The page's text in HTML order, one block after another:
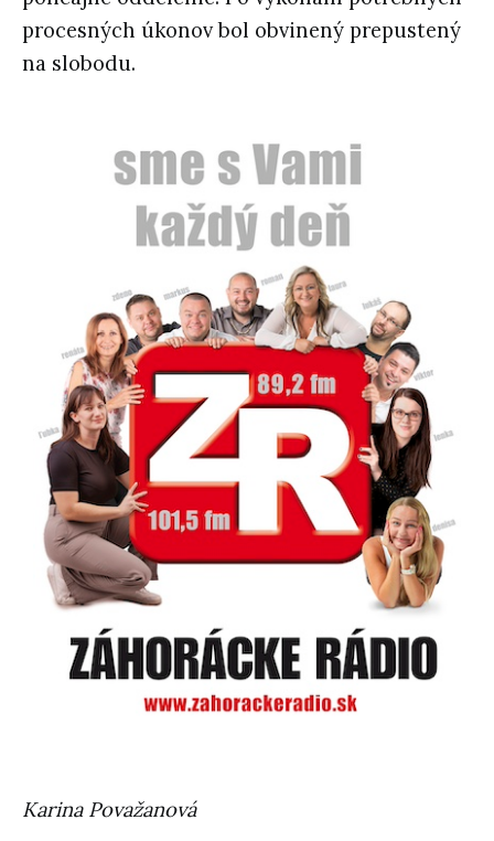
procesných úkonov bol obvinený prepustený
na slobodu.
Karina Považanová